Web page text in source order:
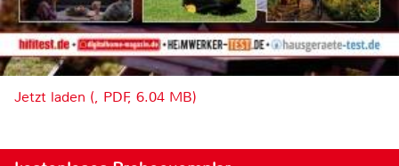
Jetzt laden (, PDF, 6.04 MB)